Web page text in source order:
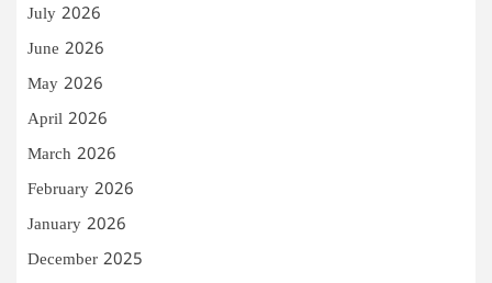
July 2026
June 2026
May 2026
April 2026
March 2026
February 2026
January 2026
December 2025